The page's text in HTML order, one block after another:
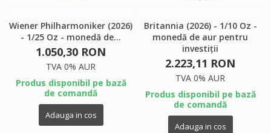
Wiener Philharmoniker (2026)
- 1/25 Oz - monedă de...
1.050,30 RON
TVA 0% AUR
Produs disponibil pe bază
de comandă
Adauga in cos
Britannia (2026) - 1/10 Oz -
monedă de aur pentru
investiții
2.223,11 RON
TVA 0% AUR
Produs disponibil pe bază
de comandă
Adauga in cos